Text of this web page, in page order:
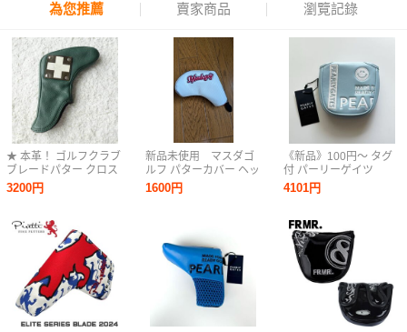
為您推薦 賣家商品 瀏覽記錄
★ 本革！ ゴルフクラブ
ブレードパター クロス
ピン型 パターカバー！
3200円
新品未使用 マスダゴ
ルフ パターカバー ヘッ
ドカバー ピン型用
1600円
《新品》100円〜 タグ
付 パーリーゲイツ
PEARLY GATES 合皮マ
レット型用 パターカバ
ーク ブルー
4101円